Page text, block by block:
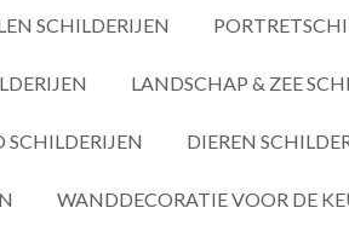
SCHILDERIJEN
LANDSCHAP & ZEE
SCHILDERIJEN DIEREN
WANDDECORATIE VOOR DE